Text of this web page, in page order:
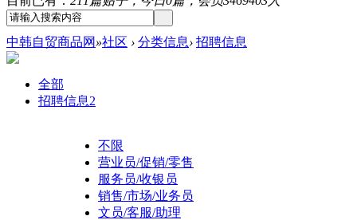
中韩自贸商品网 »社区 › 分类信息› 招聘信息
全部
招聘信息2
不限
营业员/促销/零售
服务员/收银员
销售/市场/业务员
文员/客服/助理